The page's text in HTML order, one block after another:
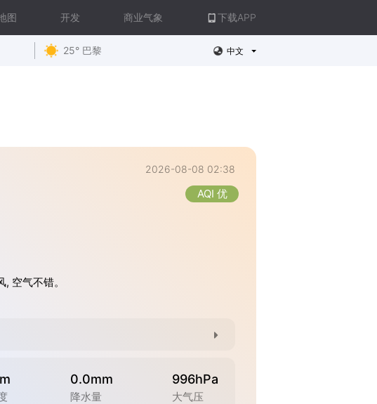
图 开发 商业气象 下载APP
25° 巴黎 中文
2026-08-08 02:38
AQI 优
空气不错。
0.0mm
降水量
996hPa
大气压